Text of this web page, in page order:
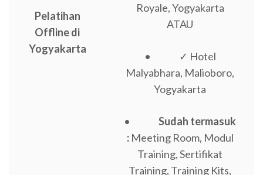
Pelatihan
Offline di
Yogyakarta
Royale, Yogyakarta
ATAU
• ✓ Hotel
Malyabhara, Malioboro,
Yogyakarta
• Sudah termasuk
: Meeting Room, Modul
Training, Sertifikat
Training, Training Kits,